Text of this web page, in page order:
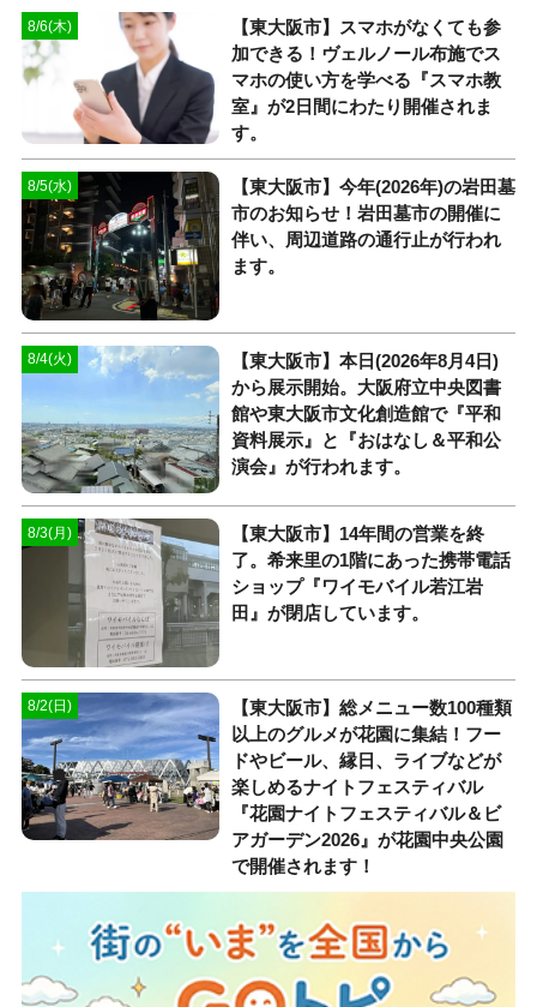
8/6(木)
【東大阪市】スマホがなくても参
加できる！ヴェルノール布施でス
マホの使い方を学べる『スマホ教
室』が2日間にわたり開催されま
す。
8/5(水)
【東大阪市】今年(2026年)の岩田墓
市のお知らせ！岩田墓市の開催に
伴い、周辺道路の通行止が行われ
ます。
8/4(火)
【東大阪市】本日(2026年8月4日)
から展示開始。大阪府立中央図書
館や東大阪市文化創造館で『平和
資料展示』と『おはなし＆平和公
演会』が行われます。
8/3(月)
【東大阪市】14年間の営業を終
了。希来里の1階にあった携帯電話
ショップ『ワイモバイル若江岩
田』が閉店しています。
8/2(日)
【東大阪市】総メニュー数100種類
以上のグルメが花園に集結！フー
ドやビール、縁日、ライブなどが
楽しめるナイトフェスティバル
『花園ナイトフェスティバル＆ビ
アガーデン2026』が花園中央公園
で開催されます！